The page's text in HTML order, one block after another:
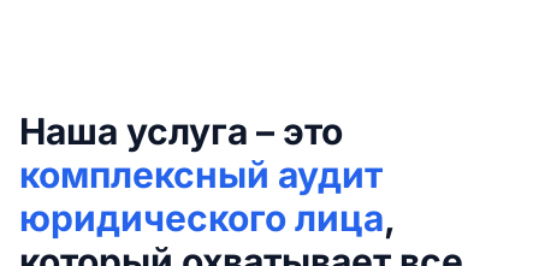
Наша услуга – это
комплексный аудит
юридического лица,